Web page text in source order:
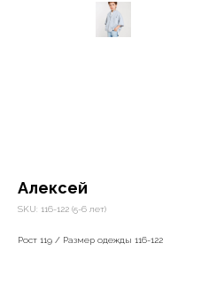
Алексей
SKU: 116-122 (5-6 лет)
Рост 119 / Размер одежды 116-122